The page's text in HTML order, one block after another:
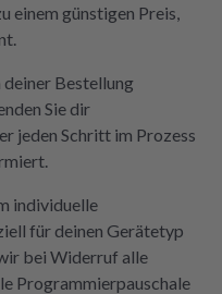
einem günstigen Preis,
Bestellung
Sie dir
jeden Schritt im Prozess
individuelle
für deinen Gerätetyp
bei Widerruf alle
Programmierpauschale